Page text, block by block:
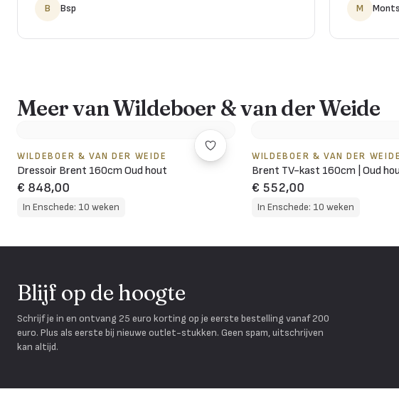
B Bsp M
Meer van Wildeboer & van der Weide
WILDEBOER & VAN DER WEIDE
Dressoir Brent 160cm Oud hout
€ 848,00
In Enschede: 10 weken
WILDEBOER & VAN DER WEIDE
Brent TV-kast 160cm | Oud
€ 552,00
In Enschede: 10 weken
Blijf op de hoogte
Schrijf je in en ontvang 25 euro korting op je eerste bestelling vanaf 200
euro. Plus als eerste bij nieuwe outlet-stukken. Geen spam, uitschrijven
kan altijd.